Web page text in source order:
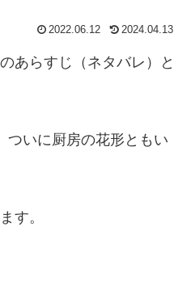
2022.06.12 2024.04.13
あらすじ（ネタバレ）と
ついに厨房の花形ともい
す。